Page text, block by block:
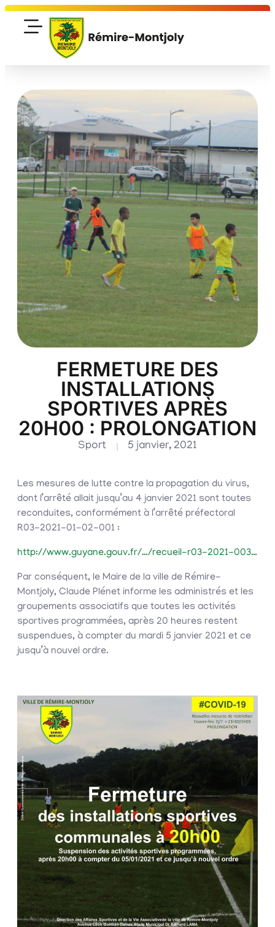
FERMETURE DES
INSTALLATIONS
SPORTIVES APRÈS
20H00 : PROLONGATION
Sport 5 janvier, 2021
Les mesures de lutte contre la propagation du virus,
dont l’arrêté allait jusqu’au 4 janvier 2021 sont toutes
reconduites, conformément à l’arrêté préfectoral
R03-2021-01-02-001 :
http://www.guyane.gouv.fr/…/recueil-r03-2021-003…
Par conséquent, le Maire de la ville de Rémire-
Montjoly, Claude Plénet informe les administrés et les
groupements associatifs que toutes les activités
sportives programmées, après 20 heures restent
suspendues, à compter du mardi 5 janvier 2021 et ce
jusqu’à nouvel ordre.